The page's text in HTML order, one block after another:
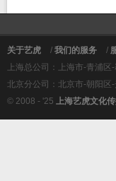
关于艺虎 / 我们的服务 /
上海总公司：上海市-青浦
北京分公司：北京市-朝阳区
© 2008 - '25 上海艺虎文化